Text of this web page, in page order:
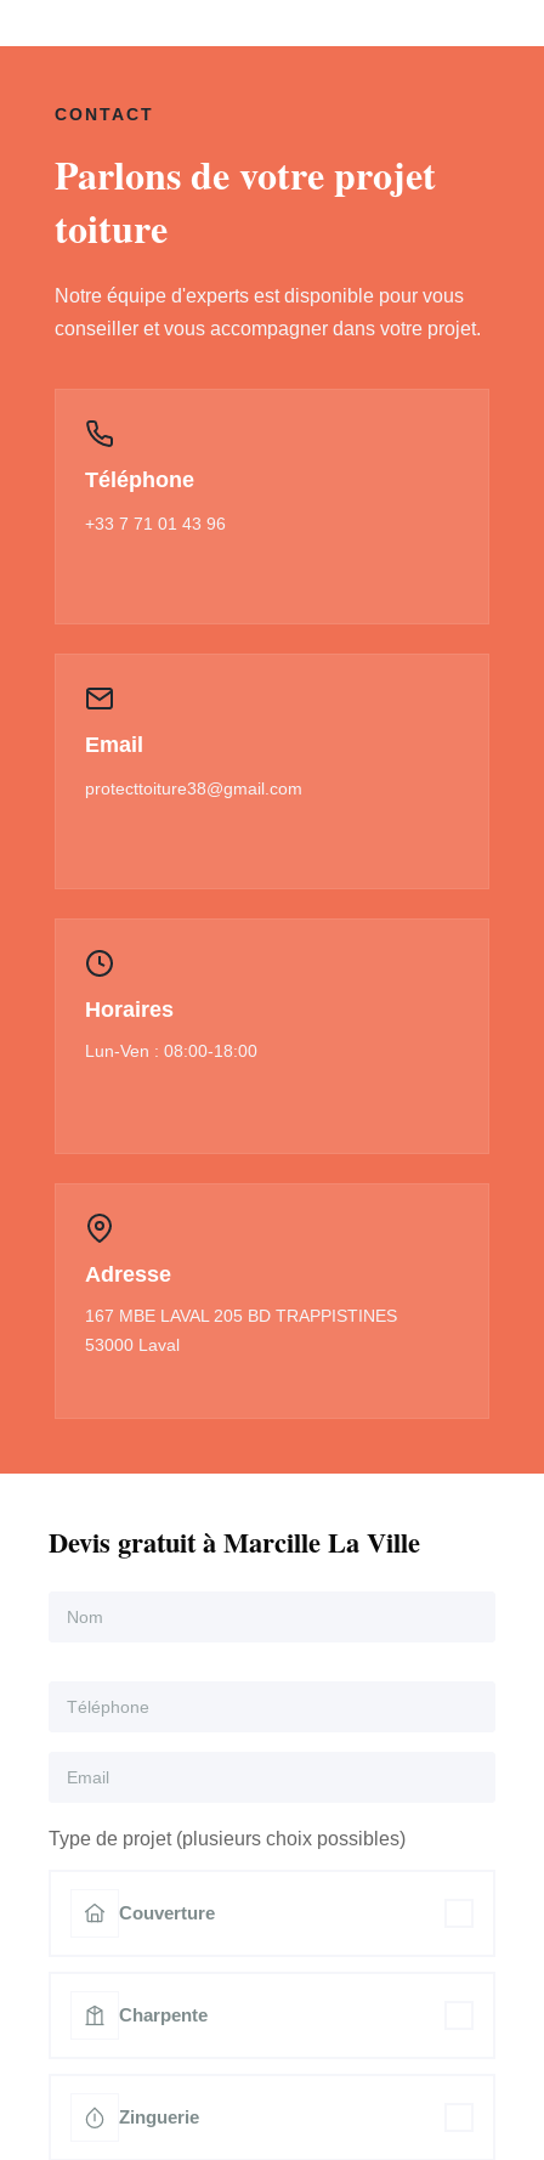
CONTACT
Parlons de votre projet
toiture
Notre équipe d'experts est disponible pour vous
conseiller et vous accompagner dans votre projet.
Téléphone
+33 7 71 01 43 96
Email
protecttoiture38@gmail.com
Horaires
Lun-Ven : 08:00-18:00
Adresse
167 MBE LAVAL 205 BD TRAPPISTINES
53000 Laval
Devis gratuit à Marcille La Ville
Type de projet (plusieurs choix possibles)
Couverture
Charpente
Zinguerie